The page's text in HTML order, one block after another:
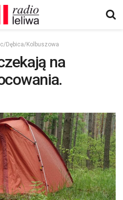
Dębica/Kolbuszowa
na